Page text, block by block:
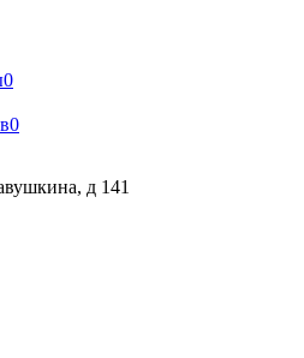
0
0
д 141